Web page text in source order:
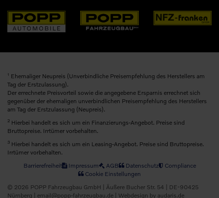
1 Ehemaliger Neupreis (Unverbindliche Preisempfehlung des Herstellers am
Tag der Erstzulassung).
Der errechnete Preisvorteil sowie die angegebene Ersparnis errechnet sich
gegenüber der ehemaligen unverbindlichen Preisempfehlung des Herstellers
am Tag der Erstzulassung (Neupreis).
2 Hierbei handelt es sich um ein Finanzierungs-Angebot. Preise sind
Bruttopreise. Irrtümer vorbehalten.
3 Hierbei handelt es sich um ein Leasing-Angebot. Preise sind Bruttopreise.
Irrtümer vorbehalten.
Barrierefreiheit
Impressum AGB Datenschutz
Compliance
Cookie Einstellungen
© 2026 POPP Fahrzeugbau GmbH | Äußere Bucher Str. 54 | DE-90425
Nürnberg | email@popp-fahrzeugbau.de | Webdesign by audaris.de